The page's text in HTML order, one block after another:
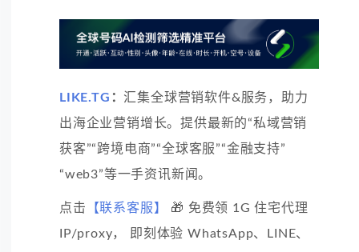
LIKE.TG ： 汇集全球营销软件&服务，助力
出海企业营销增长。提供最新的“私域营销
获客”“跨境电商”“全球客服”“金融支持”
“web3”等一手资讯新闻。
点击 【联系客服】
🎁 免费领 1G 住宅代理
IP/proxy， 即刻体验 WhatsApp、LINE、